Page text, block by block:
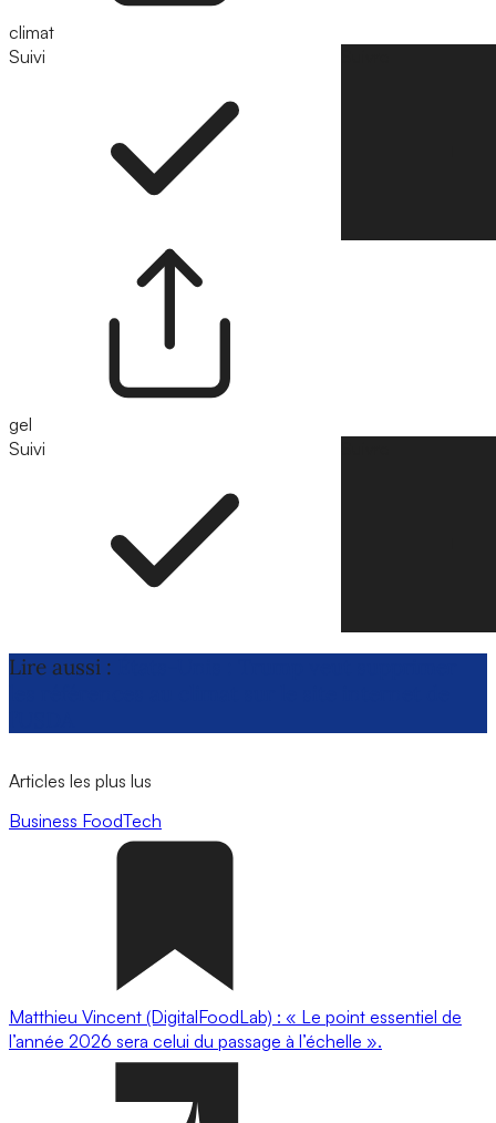
climat
Suivi
gel
Suivi
Lire aussi :
Articles les plus lus
Business FoodTech
Matthieu Vincent (DigitalFoodLab) : « Le point essentiel de
l’année 2026 sera celui du passage à l’échelle ».